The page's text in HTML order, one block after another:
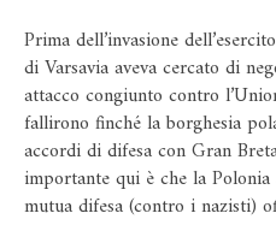
Prima dell’invasione
di Varsavia aveva cercato di
attacco congiunto contro
fallirono finché la borghesia
accordi di difesa con Gran
importante qui è che la
mutua difesa (contro i nazisti)